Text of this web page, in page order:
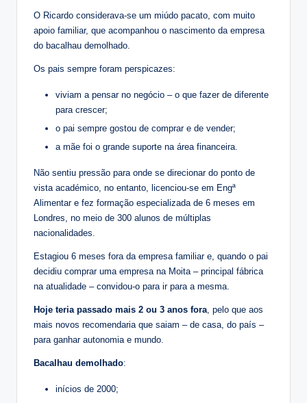
O Ricardo considerava-se um miúdo pacato, com muito
apoio familiar, que acompanhou o nascimento da empresa
do bacalhau demolhado.
Os pais sempre foram perspicazes:
viviam a pensar no negócio – o que fazer de diferente
para crescer;
o pai sempre gostou de comprar e de vender;
a mãe foi o grande suporte na área financeira.
Não sentiu pressão para onde se direcionar do ponto de
vista académico, no entanto, licenciou-se em Engª
Alimentar e fez formação especializada de 6 meses em
Londres, no meio de 300 alunos de múltiplas
nacionalidades.
Estagiou 6 meses fora da empresa familiar e, quando o pai
decidiu comprar uma empresa na Moita – principal fábrica
na atualidade – convidou-o para ir para a mesma.
Hoje teria passado mais 2 ou 3 anos fora , pelo que aos
mais novos recomendaria que saiam – de casa, do país –
para ganhar autonomia e mundo.
Bacalhau demolhado:
inícios de 2000;